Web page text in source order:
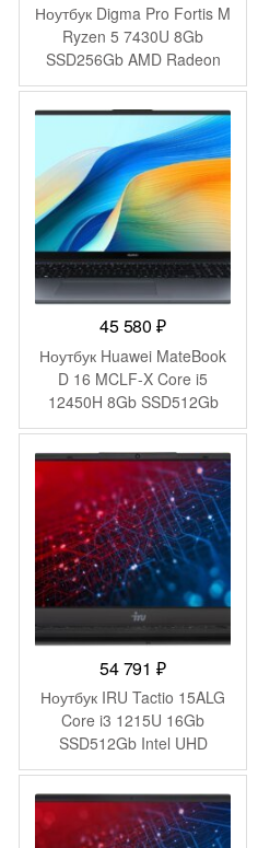
Ноутбук Digma Pro Fortis M
Ryzen 5 7430U 8Gb
SSD256Gb AMD Radeon
Graphics 15.6″ IPS FHD
(1920×1080) Windows 11
Pro grey WiFi BT Cam
4250mAh (DN15R5-
8CXW04)
45 580₽
Ноутбук Huawei MateBook
D 16 MCLF-X Core i5
12450H 8Gb SSD512Gb
Intel UHD Graphics 16″ IPS
(1920×1200) без ОС grey
space WiFi BT Cam
(53013YDJ)
54 791₽
Ноутбук IRU Tactio 15ALG
Core i3 1215U 16Gb
SSD512Gb Intel UHD
Graphics 15.6″ IPS FHD
(1920×1080) Windows 11
Pro 64 black WiFi BT Cam
4500mAh (2019268)